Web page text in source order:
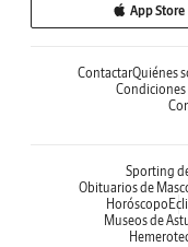
App Store
ContactarQuiénes
Condiciones
Sporting
Obituarios de
Horóscopo
Museos de